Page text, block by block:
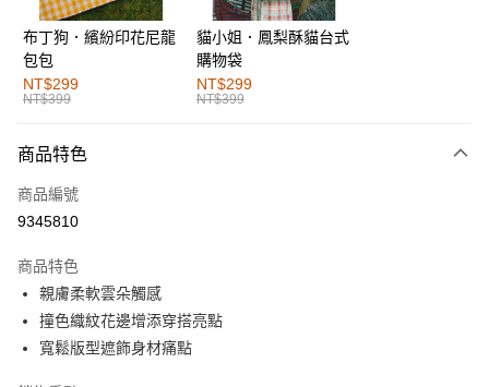
運送方式
全家取貨付款
每筆NT$60，滿NT$1,000(含以上)免運費
付款後全家取貨
萊爾富取貨付款
付款後萊爾富取貨
每筆NT$60，滿NT$1,000(含以上)免運費
7-11取貨付款
布丁狗．繽紛印花尼龍
包包
NT$299
NT$399
貓小姐．鳳梨酥貓台式
購物袋
NT$299
NT$399
商品特色
商品編號
9345810
商品特色
親膚柔軟雲朵觸感
撞色織紋花邊增添穿搭亮點
寬鬆版型遮飾身材痛點